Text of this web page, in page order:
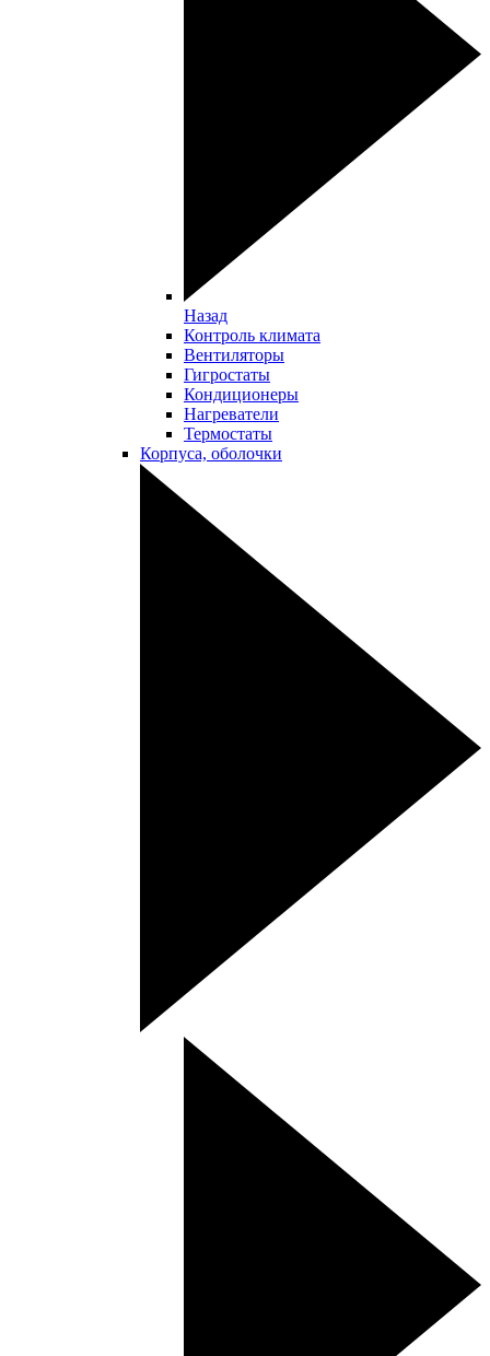
Назад
Контроль климата
Вентиляторы
Гигростаты
Кондиционеры
Нагреватели
Термостаты
Корпуса, оболочки